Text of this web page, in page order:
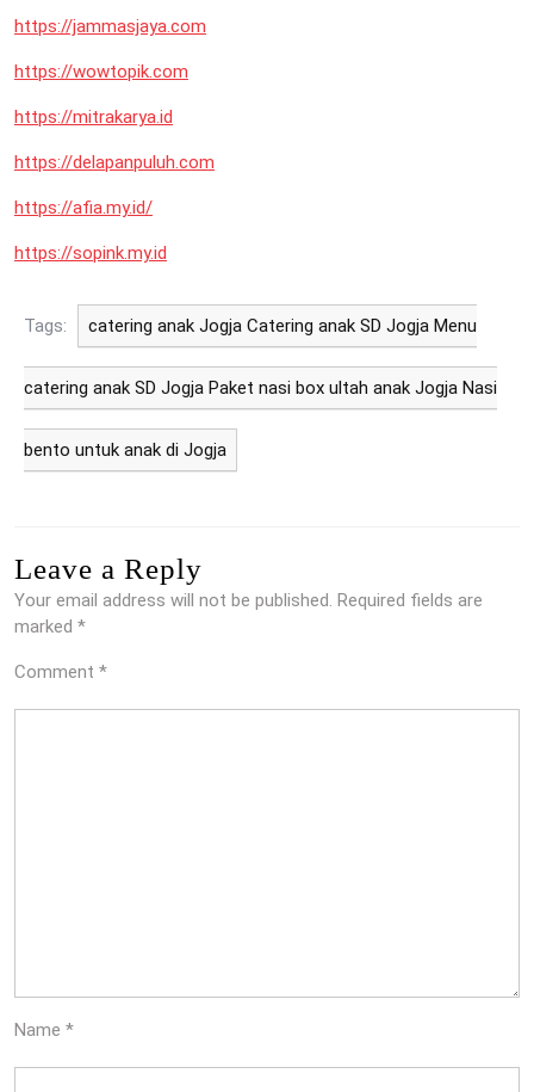
https://jammasjaya.com
https://wowtopik.com
https://mitrakarya.id
https://delapanpuluh.com
https://afia.my.id/
https://sopink.my.id
Tags: catering anak Jogja Catering anak SD Jogja Menu
catering anak SD Jogja Paket nasi box ultah anak Jogja Nasi
bento untuk anak di Jogja
Leave a Reply
Your email address will not be published. Required fields are
marked *
Comment *
Name *